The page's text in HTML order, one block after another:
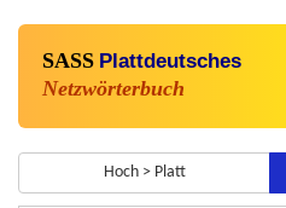
SASS Plattdeutsches
Netzwörterbuch
Hoch > Platt